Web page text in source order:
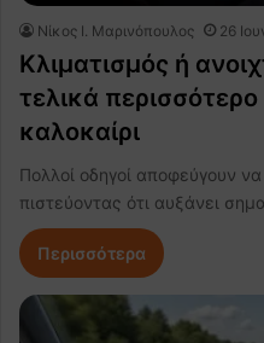
Nίκος Ι. Mαρινόπουλος 26
Κλιματισμός ή
τελικά
καλοκαίρι
Πολλοί οδηγοί αποφεύγουν
πιστεύοντας ότι αυξάνει
Περισσότερα